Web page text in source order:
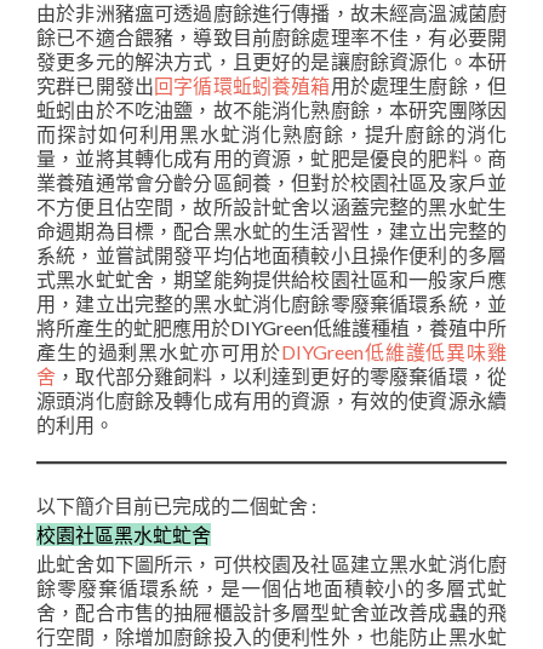
由於非洲豬瘟可透過廚餘進行傳播，故未經高溫滅菌廚
餘已不適合餵豬，導致目前廚餘處理率不佳，有必要開
發更多元的解決方式，且更好的是讓廚餘資源化。本研
究群已開發出回字循環蚯蚓養殖箱用於處理生廚餘，但
蚯蚓由於不吃油鹽，故不能消化熟廚餘，本研究團隊因
而探討如何利用黑水虻消化熟廚餘，提升廚餘的消化
量，並將其轉化成有用的資源，虻肥是優良的肥料。商
業養殖通常會分齡分區飼養，但對於校園社區及家戶並
不方便且佔空間，故所設計虻舍以涵蓋完整的黑水虻生
命週期為目標，配合黑水虻的生活習性，建立出完整的
系統，並嘗試開發平均佔地面積較小且操作便利的多層
式黑水虻虻舍，期望能夠提供給校園社區和一般家戶應
用，建立出完整的黑水虻消化廚餘零廢棄循環系統，並
將所產生的虻肥應用於DIYGreen低維護種植，養殖中所
產生的過剩黑水虻亦可用於DIYGreen低維護低異味雞
舍 ，取代部分雞飼料，以利達到更好的零廢棄循環，從
源頭消化廚餘及轉化成有用的資源，有效的使資源永續
的利用。
以下簡介目前已完成的二個虻舍 :
校園社區黑水虻虻舍
此虻舍如下圖所示，可供校園及社區建立黑水虻消化廚
餘零廢棄循環系統，是一個佔地面積較小的多層式虻
舍，配合市售的抽屜櫃設計多層型虻舍並改善成蟲的飛
行空間，除增加廚餘投入的便利性外，也能防止黑水虻